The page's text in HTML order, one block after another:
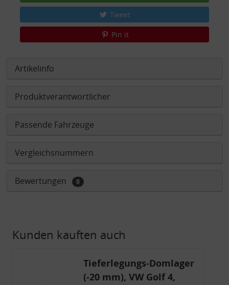
Tweet
Pin it
Artikelinfo
Produktverantwortlicher
Passende Fahrzeuge
Vergleichsnummern
Bewertungen 0
Kunden kauften auch
Tieferlegungs-Domlager
(-20 mm), VW Golf 4,